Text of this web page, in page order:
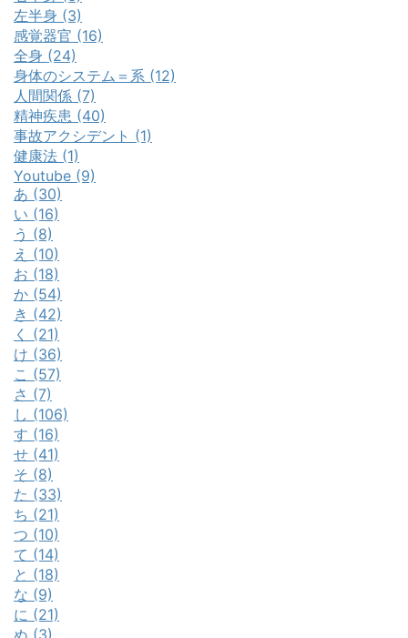
左半身 (3)
感覚器官 (16)
全身 (24)
身体のシステム＝系 (12)
人間関係 (7)
精神疾患 (40)
事故アクシデント (1)
健康法 (1)
Youtube (9)
あ (30)
い (16)
う (8)
え (10)
お (18)
か (54)
き (42)
く (21)
け (36)
こ (57)
さ (7)
し (106)
す (16)
せ (41)
そ (8)
た (33)
ち (21)
つ (10)
て (14)
と (18)
な (9)
に (21)